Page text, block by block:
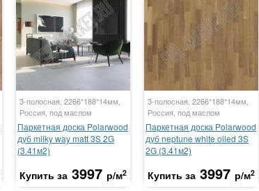
3-полосная, 2266*188*14мм,
Россия, под маслом
Паркетная доска Polarwood
дуб milky way matt 3S 2G
(3.41м2)
Купить за 3997 р/м2
3-полосная, 2266*188*14мм,
Россия, под маслом
Паркетная доска Polarwood
дуб neptune white oiled 3S
2G (3.41м2)
Купить за 3997 р/м2